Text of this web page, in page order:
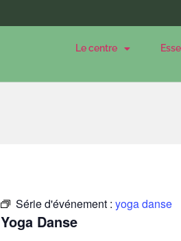
Le centre
Série d'événement : yoga danse
Yoga Danse